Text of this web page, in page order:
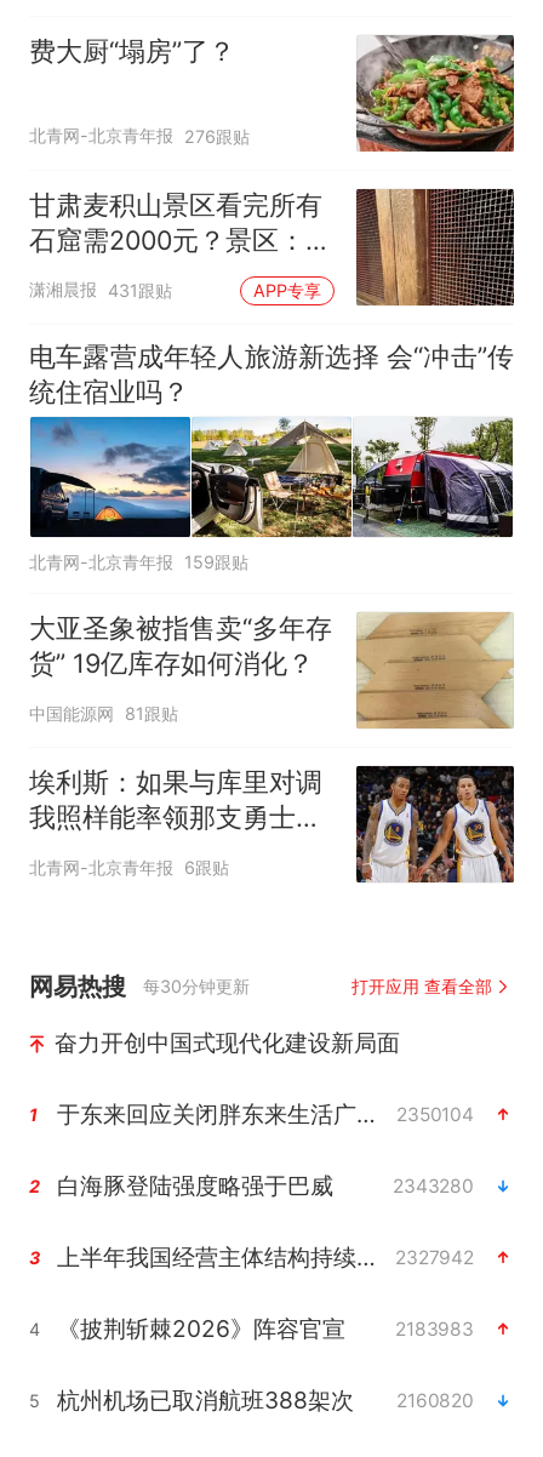
费大厨“塌房”了？
北青网-北京青年报 276跟贴
甘肃麦积山景区看完所有
石窟需2000元？景区：部
分石窟受特别保护，游客
潇湘晨报 431跟贴 APP专享
电车露营成年轻人旅游新选择 会“冲击”传
统住宿业吗？
北青网-北京青年报 159跟贴
大亚圣象被指售卖“多年存
货” 19亿库存如何消化？
中国能源网 81跟贴
埃利斯：如果与库里对调
我照样能率领那支勇士取
得现在的成就
北青网-北京青年报 6跟贴
网易热搜 每30分钟更新 打开应用 查看全部
奋力开创中国式现代化建设新局面
1 于东来回应关闭胖东来生活广场店 2350104
2 白海豚登陆强度略强于巴威 2343280
3 上半年我国经营主体结构持续优化 2327942
4 《披荆斩棘2026》阵容官宣 2183983
5 杭州机场已取消航班388架次 2160820